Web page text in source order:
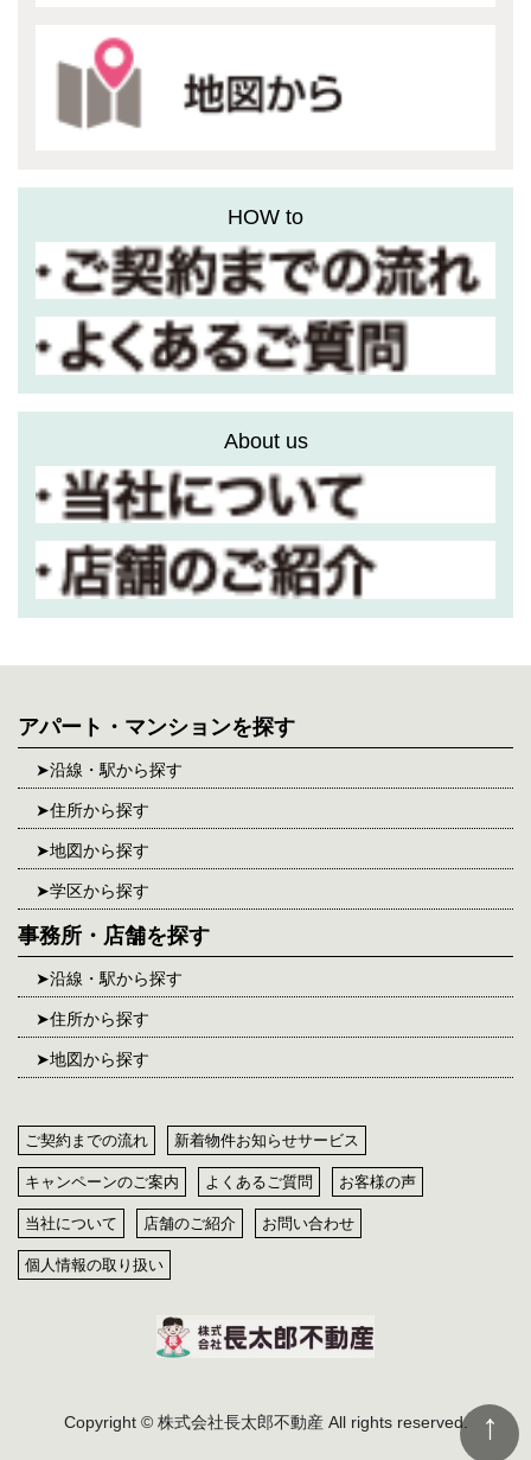
HOW to
About us
アパート・マンションを探す
沿線・駅から探す
住所から探す
地図から探す
学区から探す
事務所・店舗を探す
沿線・駅から探す
住所から探す
地図から探す
ご契約までの流れ 新着物件お知らせサービス
キャンペーンのご案内 よくあるご質問 お客様の声
当社について 店舗のご紹介 お問い合わせ
個人情報の取り扱い
Copyright © 株式会社長太郎不動産 All rights reserved.